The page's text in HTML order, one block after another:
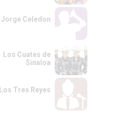
Jorge Celedon
Los Cuates de
Sinaloa
Los Tres Reyes